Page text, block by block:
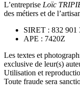
L’entreprise Loïc
des métiers et de
SIRET : 832 901
APE : 7420Z
Les textes et
exclusive de leur(s)
Utilisation et
Toute fraude sera